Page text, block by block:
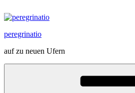
Inhalt
peregrinatio
auf zu neuen Ufern